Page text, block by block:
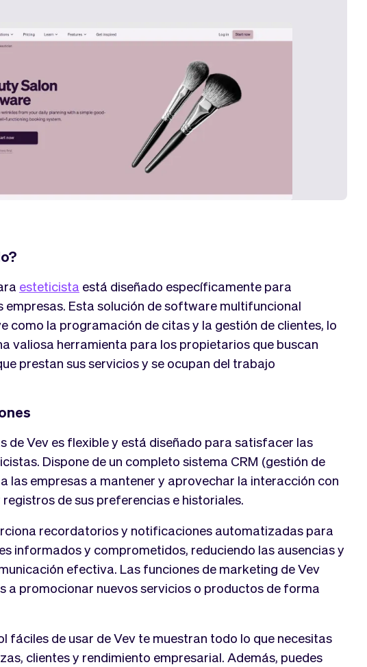
esteticista está diseñado específicamente para
empresas. Esta solución de software multifuncional
como la programación de citas y la gestión de clientes, lo
valiosa herramienta para los propietarios que buscan
prestan sus servicios y se ocupan del trabajo
de Vev es flexible y está diseñado para satisfacer las
Dispone de un completo sistema CRM (gestión de
las empresas a mantener y aprovechar la interacción con
de sus preferencias e historiales.
recordatorios y notificaciones automatizadas para
informados y comprometidos, reduciendo las ausencias y
efectiva. Las funciones de marketing de Vev
a promocionar nuevos servicios o productos de forma
fáciles de usar de Vev te muestran todo lo que necesitas
clientes y rendimiento empresarial. Además, puedes